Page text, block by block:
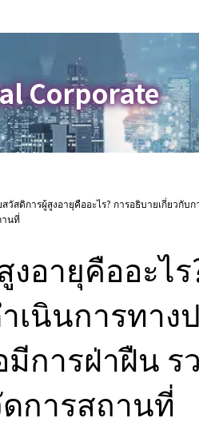
กรรมไซเบอร์
กา
การ
Corporate
วัสดิการผู้สูงอายุคืออะไร? การอธิบายเกี่ยวกับ
านที่
อายุคืออะไร
เนินการทาง
การฝ่าฝืน ร
การสถานที่